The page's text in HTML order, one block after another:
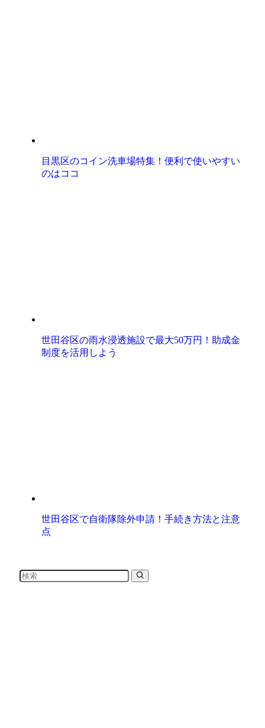
目黒区のコイン洗車場特集！便利で使いやすい
のはココ
世田谷区の雨水浸透施設で最大50万円！助成金
制度を活用しよう
世田谷区で自衛隊除外申請！手続き方法と注意
点